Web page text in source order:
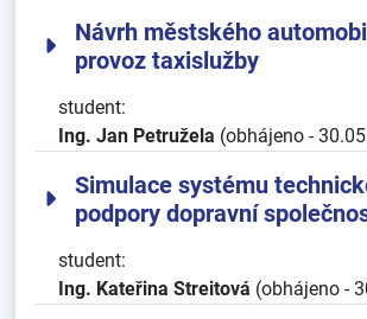
Návrh městského
provoz taxislužby
student:
Ing. Jan Petružela (obhájeno -
Simulace systému
podpory dopravní
student:
Ing. Kateřina Streitová (obhájeno -